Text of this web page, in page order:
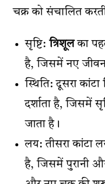
चक्र को संचालित
सृष्टि:त्रिशूलका
है, जिसमें नए जीवन
स्थिति: दूसरा कांटा
दर्शाता है, जिसमें
जाता है।
लय: तीसरा कांटा
है, जिसमें पुरानी